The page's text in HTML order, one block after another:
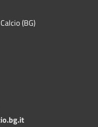
(BG)